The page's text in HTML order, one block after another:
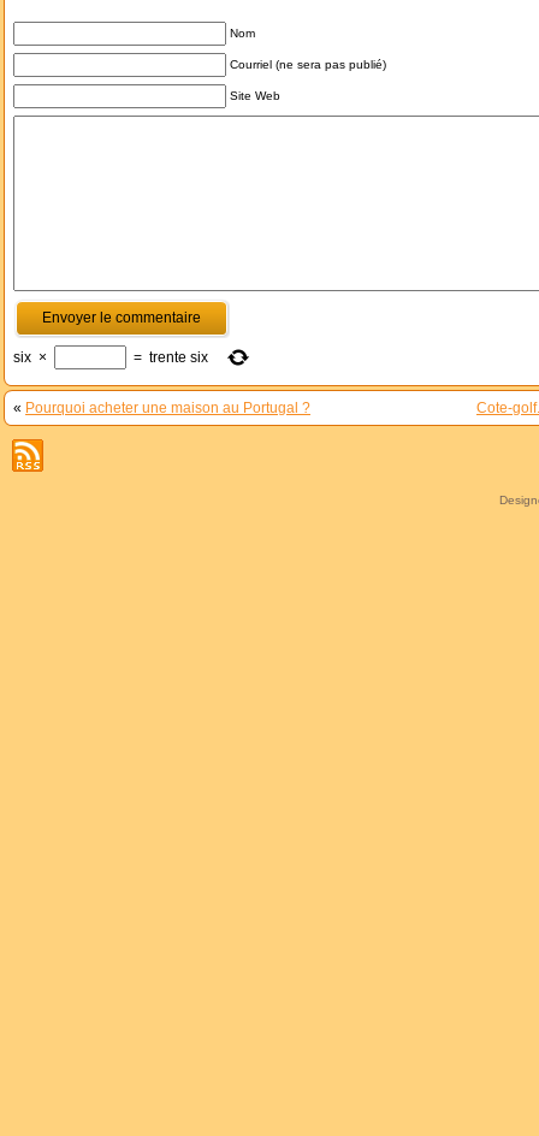
Nom
Courriel (ne sera pas publié)
Site Web
six × = trente six
« Pourquoi acheter une maison au Portugal ? Cote-